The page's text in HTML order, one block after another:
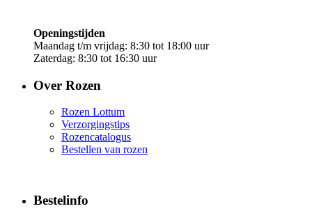
Openingstijden
Maandag t/m vrijdag: 8:30 tot 18:00 uur
Zaterdag: 8:30 tot 16:30 uur
Over Rozen
Rozen Lottum
Verzorgingstips
Rozencatalogus
Bestellen van rozen
Bestelinfo